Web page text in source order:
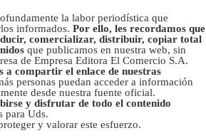
la labor periodística que
informados. Por ello, les recordamos que
comercializar, distribuir, copiar total
que publicamos en nuestra web, sin
de Empresa Editora El Comercio S.A.
a compartir el enlace de nuestras
personas puedan acceder a información
desde nuestra fuente oficial.
y disfrutar de todo el contenido
para Uds.
y valorar este esfuerzo.